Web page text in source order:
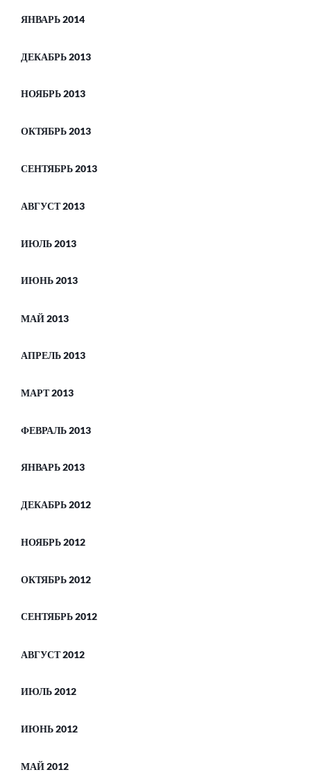
ЯНВАРЬ 2014
ДЕКАБРЬ 2013
НОЯБРЬ 2013
ОКТЯБРЬ 2013
СЕНТЯБРЬ 2013
АВГУСТ 2013
ИЮЛЬ 2013
ИЮНЬ 2013
МАЙ 2013
АПРЕЛЬ 2013
МАРТ 2013
ФЕВРАЛЬ 2013
ЯНВАРЬ 2013
ДЕКАБРЬ 2012
НОЯБРЬ 2012
ОКТЯБРЬ 2012
СЕНТЯБРЬ 2012
АВГУСТ 2012
ИЮЛЬ 2012
ИЮНЬ 2012
МАЙ 2012